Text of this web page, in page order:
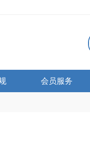
会员服务